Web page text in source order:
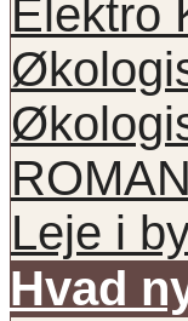
Elektro
Leje i
Hvad